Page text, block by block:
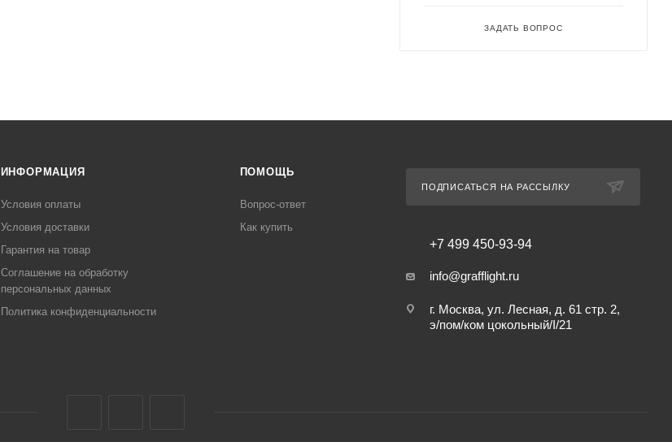
ЗАДАТЬ ВОПРОС
ИНФОРМАЦИЯ
Условия оплаты
Условия доставки
Гарантия на товар
Соглашение на обработку
персональных данных
Политика конфиденциальности
ПОМОЩЬ
Вопрос-ответ
Как купить
ПОДПИСАТЬСЯ НА РАССЫЛКУ
+7 499 450-93-94
info@grafflight.ru
г. Москва, ул. Лесная, д. 61 стр. 2,
э/пом/ком цокольный/I/21